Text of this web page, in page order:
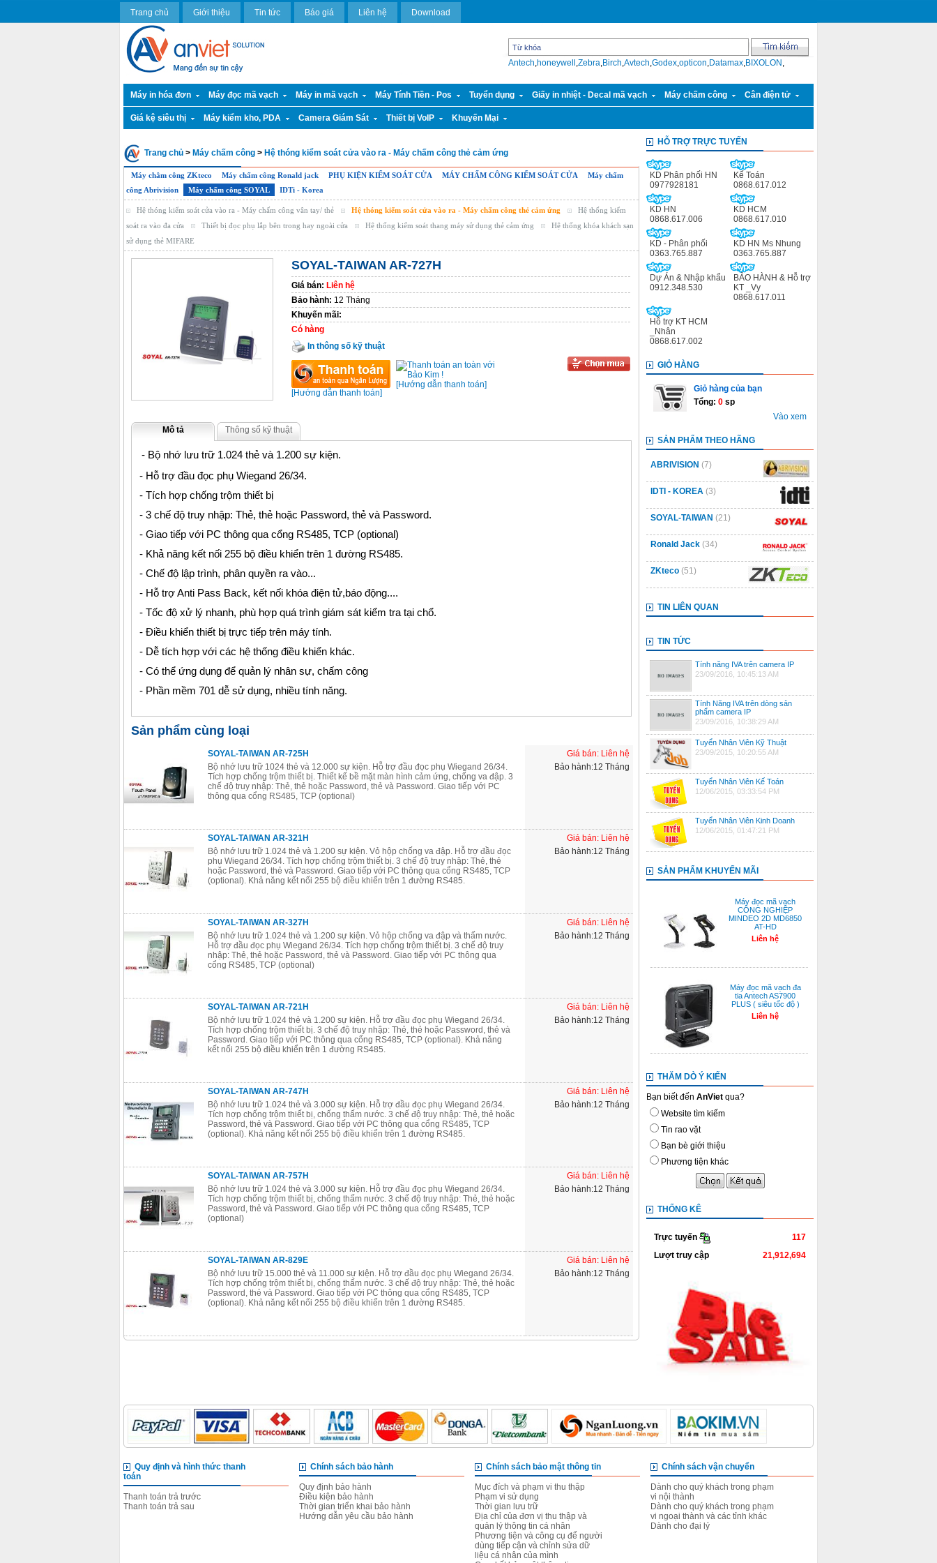
Trang chủ Giới thiệu Tin tức Báo giá Liên hệ Download
Antech,honeywell ,Zebra,Birch,Avtech,Godex,opticon,Datamax,BIXOLON ,
Máy in hóa đơn Máy đọc mã vạch Máy in mã vạch Máy Tính Tiền - Pos Tuyển dụng Giấy in nhiệt - Decal mã vạch Máy chấm công Cân điện tử
Giá kệ siêu thị Máy kiểm kho, PDA Camera Giám Sát Thiết bị VoIP Khuyến Mại
Trang chủ > Máy chấm công > Hệ thóng kiểm soát cửa vào ra - Máy chấm công thẻ cảm ứng
Máy châm công ZKteco Máy chấm công Ronald jack PHỤ KIỆN KIỂM SOÁT CỬA MÁY CHẤM CÔNG KIỂM SOÁT CỬA
Máy chấm
công Abrivision
Máy chấm công SOYAL IDTi - Korea
Hệ thóng kiểm soát cửa vào ra - Máy chấm công vân tay/ thẻ Hệ thóng kiểm soát cửa vào ra - Máy chấm công thẻ cảm ứng
Hệ thống kiểm
soát ra vào đa cửa
Thiết bị đọc phụ lắp bên trong hay ngoài cửa Hệ thống kiểm soát thang máy sử dụng thẻ cảm ứng
Hệ thống khóa khách sạn
sử dụng thẻ MIFARE
SOYAL-TAIWAN AR-727H
Giá bán: Liên hệ
Bảo hành: 12 Tháng
Khuyến mãi:
Có hàng
In thông số kỹ thuật
[Hướng dẫn thanh toán]
[Hướng dẫn thanh toán]
Mô tả Thông số kỹ thuật
- Bộ nhớ lưu trữ 1.024 thẻ và 1.200 sự kiện.
- Hỗ trợ đầu đọc phụ Wiegand 26/34.
- Tích hợp chống trộm thiết bị
- 3 chế độ truy nhập: Thẻ, thẻ hoặc Password, thẻ và Password.
- Giao tiếp với PC thông qua cổng RS485, TCP (optional)
- Khả năng kết nối 255 bộ điều khiển trên 1 đường RS485.
- Chế độ lập trình, phân quyền ra vào...
- Hỗ trợ Anti Pass Back, kết nối khóa điện tử,báo động....
- Tốc độ xử lý nhanh, phù hợp quá trình giám sát kiểm tra tại chổ.
- Điều khiển thiết bị trực tiếp trên máy tính.
- Dễ tích hợp với các hệ thống điều khiển khác.
- Có thể ứng dụng để quản lý nhân sự, chấm công
- Phần mềm 701 dễ sử dụng, nhiều tính năng.
Sản phẩm cùng loại
SOYAL-TAIWAN AR-725H
Bộ nhớ lưu trữ 1024 thẻ và 12.000 sự kiện. Hỗ trợ đầu đọc phụ Wiegand 26/34.
Tích hợp chống trộm thiết bị. Thiết kế bề mặt màn hình cảm ứng, chống va đập. 3
chế độ truy nhập: Thẻ, thẻ hoặc Password, thẻ và Password. Giao tiếp với PC
thông qua cổng RS485, TCP (optional)
Giá bán: Liên hệ
Bảo hành:12 Tháng
SOYAL-TAIWAN AR-321H
Bộ nhớ lưu trữ 1.024 thẻ và 1.200 sự kiện. Vỏ hộp chống va đập. Hỗ trợ đầu đọc
phụ Wiegand 26/34. Tích hợp chống trộm thiết bị. 3 chế độ truy nhập: Thẻ, thẻ
hoặc Password, thẻ và Password. Giao tiếp với PC thông qua cổng RS485, TCP
(optional). Khả năng kết nối 255 bộ điều khiển trên 1 đường RS485.
Giá bán: Liên hệ
Bảo hành:12 Tháng
SOYAL-TAIWAN AR-327H
Bộ nhớ lưu trữ 1.024 thẻ và 1.200 sự kiện. Vỏ hộp chống va đập và thấm nước.
Hỗ trợ đầu đọc phụ Wiegand 26/34. Tích hợp chống trộm thiết bị. 3 chế độ truy
nhập: Thẻ, thẻ hoặc Password, thẻ và Password. Giao tiếp với PC thông qua
cổng RS485, TCP (optional)
Giá bán: Liên hệ
Bảo hành:12 Tháng
SOYAL-TAIWAN AR-721H
Bộ nhớ lưu trữ 1.024 thẻ và 1.200 sự kiện. Hỗ trợ đầu đọc phụ Wiegand 26/34.
Tích hợp chống trộm thiết bị. 3 chế độ truy nhập: Thẻ, thẻ hoặc Password, thẻ và
Password. Giao tiếp với PC thông qua cổng RS485, TCP (optional). Khả năng
kết nối 255 bộ điều khiển trên 1 đường RS485.
Giá bán: Liên hệ
Bảo hành:12 Tháng
SOYAL-TAIWAN AR-747H
Bộ nhớ lưu trữ 1.024 thẻ và 3.000 sự kiện. Hỗ trợ đầu đọc phụ Wiegand 26/34.
Tích hợp chống trộm thiết bị, chống thấm nước. 3 chế độ truy nhập: Thẻ, thẻ hoặc
Password, thẻ và Password. Giao tiếp với PC thông qua cổng RS485, TCP
(optional). Khả năng kết nối 255 bộ điều khiển trên 1 đường RS485.
Giá bán: Liên hệ
Bảo hành:12 Tháng
SOYAL-TAIWAN AR-757H
Bộ nhớ lưu trữ 1.024 thẻ và 3.000 sự kiện. Hỗ trợ đầu đọc phụ Wiegand 26/34.
Tích hợp chống trộm thiết bị, chống thấm nước. 3 chế độ truy nhập: Thẻ, thẻ hoặc
Password, thẻ và Password. Giao tiếp với PC thông qua cổng RS485, TCP
(optional)
Giá bán: Liên hệ
Bảo hành:12 Tháng
SOYAL-TAIWAN AR-829E
Bộ nhớ lưu trữ 15.000 thẻ và 11.000 sự kiện. Hỗ trợ đầu đọc phụ Wiegand 26/34.
Tích hợp chống trộm thiết bị, chống thấm nước. 3 chế độ truy nhập: Thẻ, thẻ hoặc
Password, thẻ và Password. Giao tiếp với PC thông qua cổng RS485, TCP
(optional). Khả năng kết nối 255 bộ điều khiển trên 1 đường RS485.
Giá bán: Liên hệ
Bảo hành:12 Tháng
HỖ TRỢ TRỰC TUYẾN
KD Phân phối HN
0977928181
Kế Toán
0868.617.012
KD HN
0868.617.006
KD HCM
0868.617.010
KD - Phân phối
0363.765.887
KD HN Ms Nhung
0363.765.887
Dự Án & Nhập khẩu
0912.348.530
BẢO HÀNH & Hỗ trợ
KT _Vy
0868.617.011
Hỗ trợ KT HCM
_Nhân
0868.617.002
GIỎ HÀNG
Giỏ hàng của bạn
Tổng: 0 sp
Vào xem
SẢN PHẨM THEO HÃNG
ABRIVISION (7)
IDTI - KOREA (3)
SOYAL-TAIWAN (21)
Ronald Jack (34)
ZKteco (51)
TIN LIÊN QUAN
TIN TỨC
Tính năng IVA trên camera IP
23/09/2016, 10:45:13 AM
Tính Năng IVA trên dòng sản
phẩm camera IP
23/09/2016, 10:38:29 AM
Tuyển Nhân Viên Kỹ Thuật
23/09/2015, 10:20:55 AM
Tuyển Nhân Viên Kế Toán
12/06/2015, 03:33:54 PM
Tuyển Nhân Viên Kinh Doanh
12/06/2015, 01:47:21 PM
SẢN PHẨM KHUYẾN MÃI
Máy đọc mã vạch
CÔNG NGHIỆP
MINDEO 2D MD6850
AT-HD
Liên hệ
Máy đọc mã vạch đa
tia Antech AS7900
PLUS ( siêu tốc độ )
Liên hệ
THĂM DÒ Ý KIẾN
Bạn biết đến AnViet qua?
Website tìm kiếm
Tin rao vặt
Bạn bè giới thiệu
Phương tiện khác
THỐNG KÊ
117
Trực tuyến
21,912,694
Lượt truy cập
Quy định và hình thức thanh
toán
Thanh toán trả trước
Thanh toán trả sau
Chính sách bảo hành
Quy định bảo hành
Điều kiện bảo hành
Thời gian triển khai bảo hành
Hướng dẫn yêu cầu bảo hành
Chính sách bảo mật thông tin
Mục đích và phạm vi thu thập
Phạm vi sử dụng
Thời gian lưu trữ
Địa chỉ của đơn vị thu thập và
quản lý thông tin cá nhân
Phương tiện và công cụ để người
dùng tiếp cận và chỉnh sửa dữ
liệu cá nhân của mình
Chính sách vận chuyển
Dành cho quý khách trong phạm
vi nội thành
Dành cho quý khách trong phạm
vi ngoại thành và các tỉnh khác
Dành cho đại lý